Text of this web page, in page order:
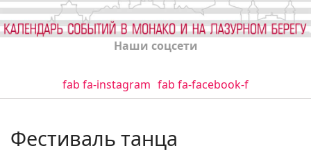
Наши соцсети
fab fa-instagram fab fa-facebook-f
Фестиваль танца